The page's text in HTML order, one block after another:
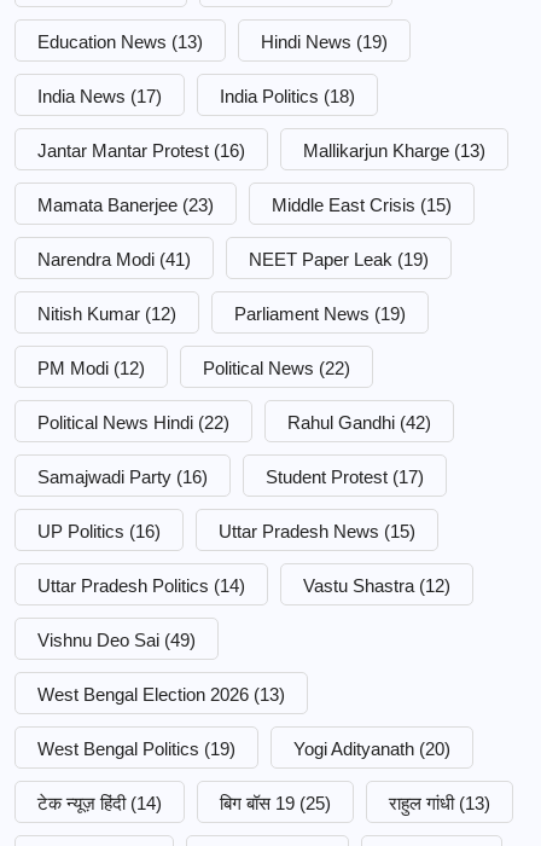
Education News (13) Hindi News (19)
India News (17) India Politics (18)
Jantar Mantar Protest (16) Mallikarjun Kharge (13)
Mamata Banerjee (23) Middle East Crisis (15)
Narendra Modi (41) NEET Paper Leak (19)
Nitish Kumar (12) Parliament News (19)
PM Modi (12) Political News (22)
Political News Hindi (22) Rahul Gandhi (42)
Samajwadi Party (16) Student Protest (17)
UP Politics (16) Uttar Pradesh News (15)
Uttar Pradesh Politics (14) Vastu Shastra (12)
Vishnu Deo Sai (49)
West Bengal Election 2026 (13)
West Bengal Politics (19) Yogi Adityanath (20)
टेक न्यूज़ हिंदी (14) बिग बॉस 19 (25) राहुल गांधी (13)